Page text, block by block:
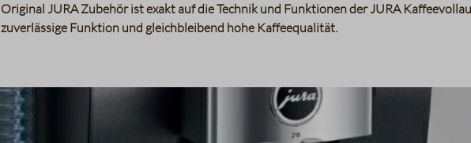
Original JURA Zubehör ist exakt auf die Technik und Funktionen der JURA
zuverlässige Funktion und gleichbleibend hohe Kaffeequalität.